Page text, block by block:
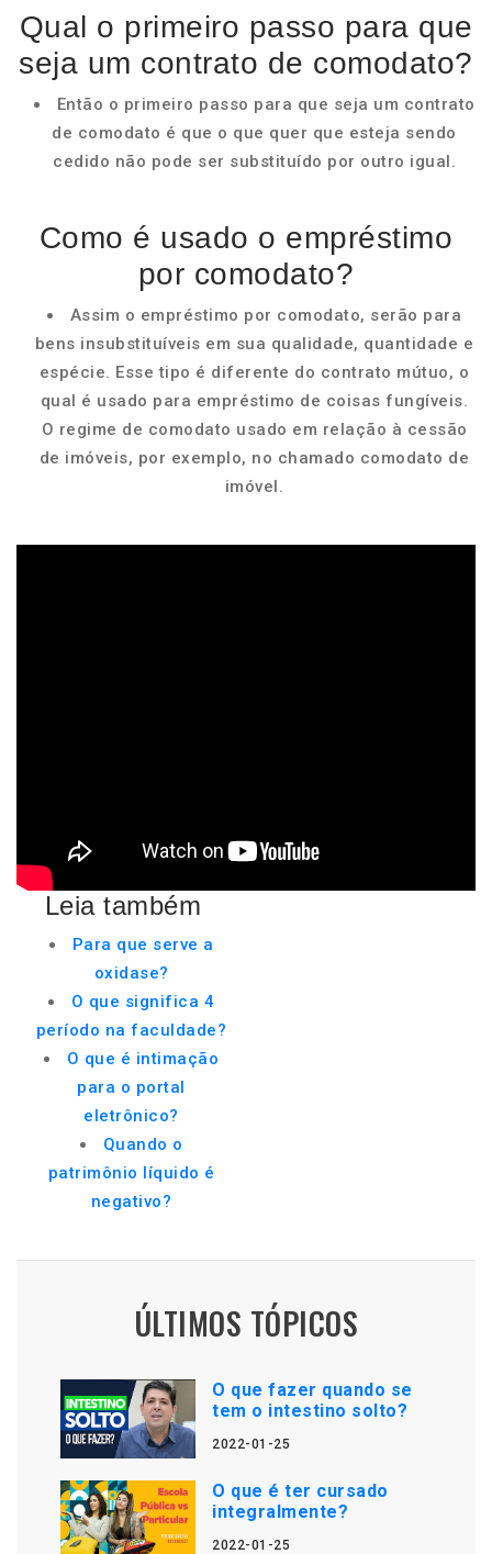
Qual o primeiro passo para que
seja um contrato de comodato?
Então o primeiro passo para que seja um contrato
de comodato é que o que quer que esteja sendo
cedido não pode ser substituído por outro igual.
Como é usado o empréstimo
por comodato?
Assim o empréstimo por comodato, serão para
bens insubstituíveis em sua qualidade, quantidade e
espécie. Esse tipo é diferente do contrato mútuo, o
qual é usado para empréstimo de coisas fungíveis.
O regime de comodato usado em relação à cessão
de imóveis, por exemplo, no chamado comodato de
imóvel.
Leia também
Para que serve a
oxidase?
O que significa 4
período na faculdade?
O que é intimação
para o portal
eletrônico?
Quando o
patrimônio líquido é
negativo?
ÚLTIMOS TÓPICOS
O que fazer quando se
tem o intestino solto?
2022-01-25
O que é ter cursado
integralmente?
2022-01-25